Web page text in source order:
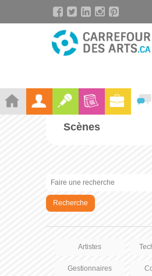
Scènes
Recherche
Artistes
Gestionnaires